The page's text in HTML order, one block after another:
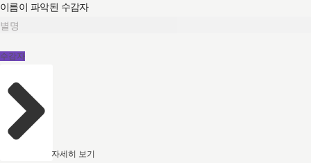
이름이 파악된 수감자
별명
수감자
자세히 보기